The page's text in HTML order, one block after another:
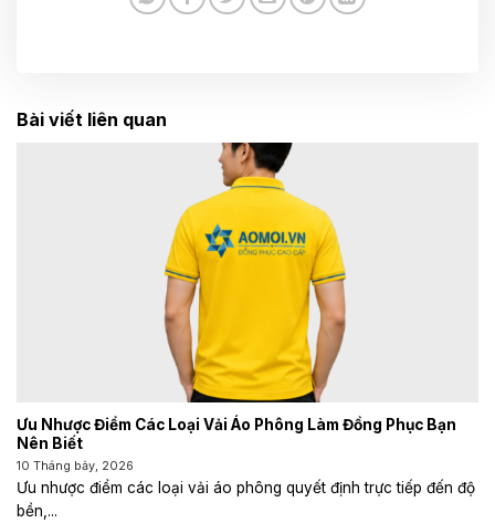
Bài viết liên quan
Ưu Nhược Điểm Các Loại Vải Áo Phông Làm Đồng Phục Bạn
Nên Biết
10 Tháng bảy, 2026
Ưu nhược điểm các loại vải áo phông quyết định trực tiếp đến độ
bền,...